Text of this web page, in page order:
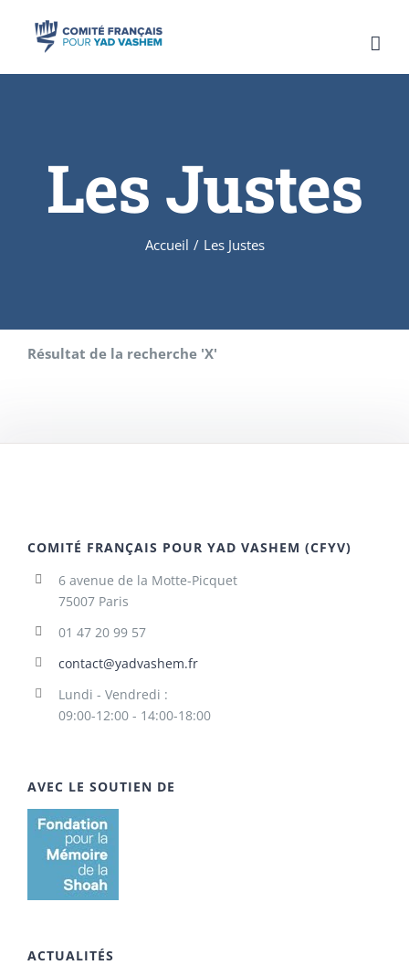
content
Les Justes
Accueil / Les Justes
Résultat de la recherche 'X'
COMITÉ FRANÇAIS POUR YAD VASHEM (CFYV)
6 avenue de la Motte-Picquet
75007 Paris
01 47 20 99 57
contact@yadvashem.fr
Lundi - Vendredi :
09:00-12:00 - 14:00-18:00
AVEC LE SOUTIEN DE
ACTUALITÉS